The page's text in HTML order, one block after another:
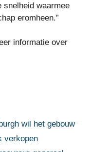
snelheid waarmee
eromheen.”
informatie over
wil het gebouw
verkopen